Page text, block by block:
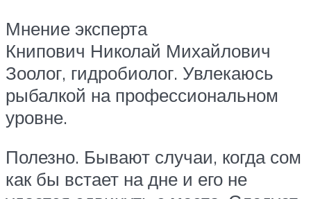
Мнение эксперта
Книпович Николай Михайлович
Зоолог, гидробиолог. Увлекаюсь
рыбалкой на профессиональном
уровне.
Полезно. Бывают случаи, когда сом
как бы встает на дне и его не